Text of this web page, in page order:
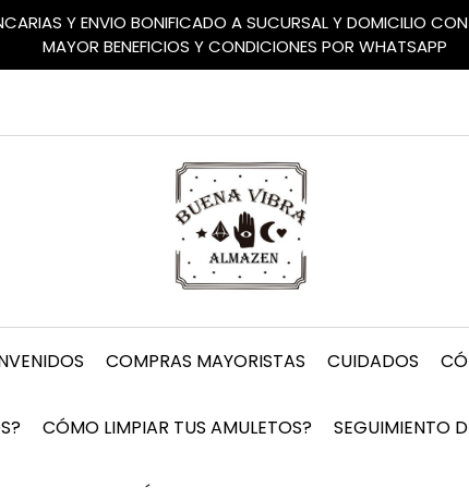
Y ENVIO BONIFICADO A SUCURSAL Y DOMICILIO
MAYOR BENEFICIOS Y CONDICIONES POR WHATSAPP
COMPRAS MAYORISTAS CUIDADOS
CÓMO LIMPIAR TUS AMULETOS? SEGUIMIENTO